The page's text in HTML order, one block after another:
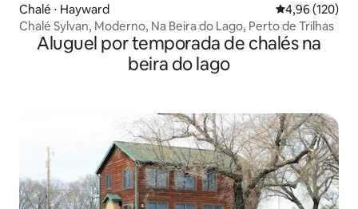
Chalé ⋅ Hayward 4,96 de uma
4,96 (120)
Chalé Sylvan, Moderno, Na Beira do Lago, Perto de Trilhas
Aluguel por temporada de chalés na
beira do lago